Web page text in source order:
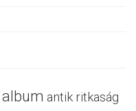
album antik ritkaság